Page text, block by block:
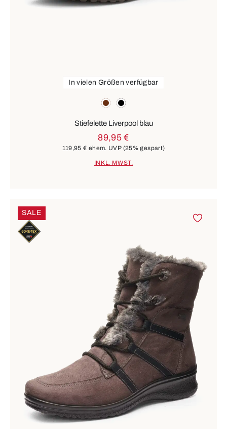
braunschwarz
In vielen Größen verfügbar
Stiefelette Liverpool blau
89,95 €
119,95 € ehem. UVP (25% gespart)
INKL. MWST.
SALE